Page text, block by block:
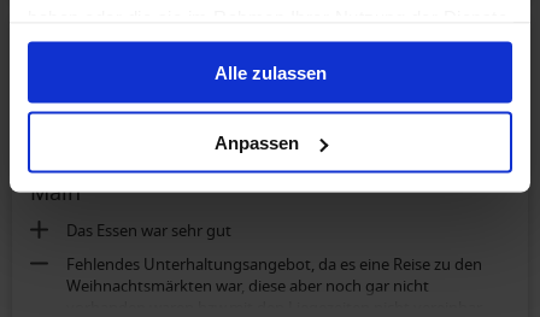
gesammelt haben.
Alle zulassen
Anpassen
48970 - Weihnachtsmärkte an Rhein, Mosel &
Main
Das Essen war sehr gut
Fehlendes Unterhaltungsangebot, da es eine Reise zu den
Weihnachtsmärkten war, diese aber noch gar nicht